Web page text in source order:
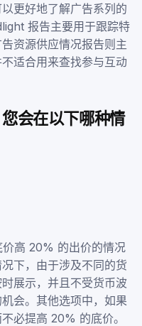
更好地了解广告系列的
报告主要用于跟踪特
资源供应情况报告则主
适合用来查找参与互动
会在以下哪种情
高 20% 的出价的情况
下，由于涉及不同的货
展示，并且不受货币波
会。其他选项中，如果
必提高 20% 的底价。